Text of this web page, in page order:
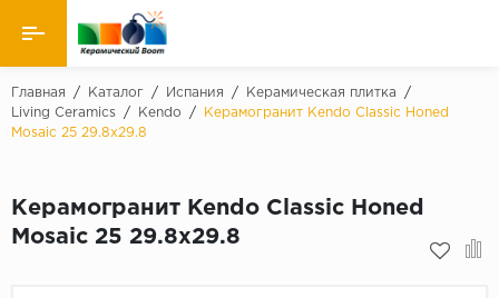
Назад
Производители
Керамогранит
Главная / Каталог / Испания / Керамическая плитка
/
Living Ceramics
/ Kendo /
Керамогранит Kendo Classic Honed
Mosaic 25 29.8x29.8
Керамогранит Kendo Classic Honed
Mosaic 25 29.8x29.8